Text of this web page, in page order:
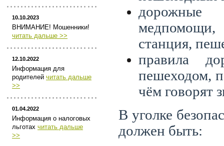
дорожные
станция,
правила
пешеходом,
чём говорят
В уголке
должен быть:
10.10.2023
ВНИМАНИЕ! Мошенники!
читать дальше >>
12.10.2022
Информация для
родителей читать дальше
>>
01.04.2022
Информация о налоговых
льготах читать дальше
>>